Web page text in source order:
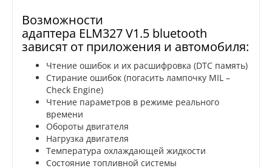
Возможности
адаптера ELM327 V1.5 bluetooth
зависят от приложения и автомобиля:
Чтение ошибок и их расшифровка (DTC память)
Стирание ошибок (погасить лампочку MIL –
Check Engine)
Чтение параметров в режиме реального
времени
Обороты двигателя
Нагрузка двигателя
Температура охлаждающей жидкости
Состояние топливной системы